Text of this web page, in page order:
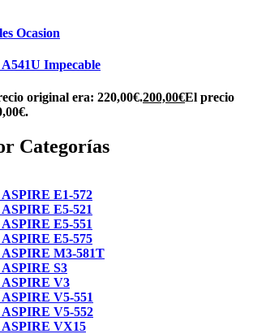
Ocasion
Impecable
original era: 220,00€.200,00€El precio
Categorías
E1-572
E5-521
E5-551
E5-575
M3-581T
S3
V3
V5-551
V5-552
VX15